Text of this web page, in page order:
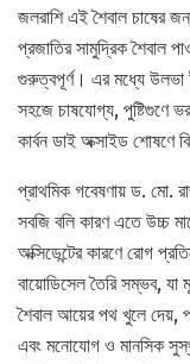
জলরাশি এই শৈবাল চাষের
প্রজাতির সামুদ্রিক শৈবাল
গুরুত্বপূর্ণ। এর মধ্যে উলভা
সহজে চাষযোগ্য, পুষ্টিগুণে
কার্বন ডাই অক্সাইড শোষণে
প্রাথমিক গবেষণায় ড. মো.
সবজি বলি কারণ এতে উচ্চ
অক্সিডেন্টের কারণে রোগ
বায়োডিসেল তৈরি সম্ভব,
শৈবাল আয়ের পথ খুলে দেয়,
এবং মনোযোগ ও মানসিক